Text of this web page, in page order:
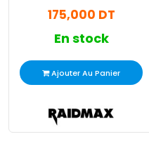
175,000 DT
En stock
Ajouter Au Panier